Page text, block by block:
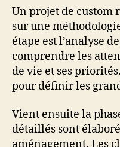
Un projet de custom
sur une
étape est l’analyse
comprendre les
de vie et ses
pour définir les
Vient ensuite la
détaillés sont